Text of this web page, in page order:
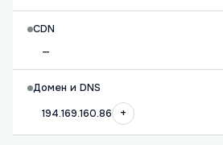
CDN
—
Домен и DNS
194.169.160.86
+